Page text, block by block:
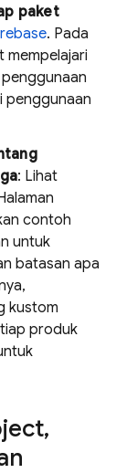
paket
. Pada
mempelajari
penggunaan
: Lihat
contoh
untuk
batasan apa
kustom
produk
,